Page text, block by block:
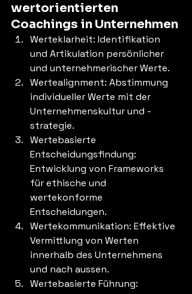
wertorientierten
Coachings in Unternehmen
Werteklarheit: Identifikation
und Artikulation persönlicher
und unternehmerischer Werte.
Wertealignment: Abstimmung
individueller Werte mit der
Unternehmenskultur und -
strategie.
Wertebasierte
Entscheidungsfindung:
Entwicklung von Frameworks
für ethische und
wertekonforme
Entscheidungen.
Wertekommunikation: Effektive
Vermittlung von Werten
innerhalb des Unternehmens
und nach aussen.
Wertebasierte Führung: